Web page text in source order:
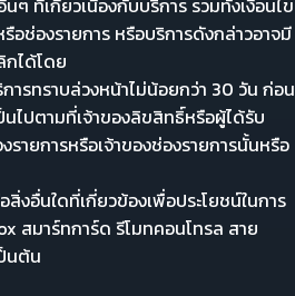
อช่องรายการ หรือบริการดังกล่าวอาจมี
กได้โดย
การทราบล่วงหน้าไม่น้อยกว่า 30 วัน ก่อน
ไปตามที่เจ้าของลิขสิทธิ์หรือผู้ได้รับ
รายการหรือเจ้าของช่องรายการนั้นหรือ
อื่นใดที่เกี่ยวข้องเพื่อประโยชน์ในการ
สมาร์ทการ์ด รีโมทคอนโทรล สาย
นต้น